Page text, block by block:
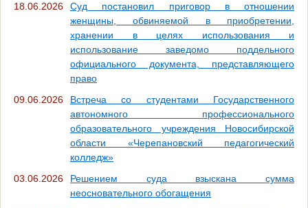
18.06.2026
Суд постановил приговор в отношении
женщины, обвиняемой в приобретении,
хранении в целях использования и
использование заведомо поддельного
официального документа, представляющего
право
09.06.2026
Встреча со студентами Государственного
автономного профессионального
образовательного учреждения Новосибирской
области «Черепановский педагогический
колледж»
03.06.2026
Решением суда взыскана сумма
неосновательного обогащения